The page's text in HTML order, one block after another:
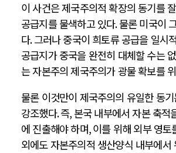
이 사건은 제국주의적 확장의 동기를
공급지를 물색하고 있다.물론 미국이
다.그러나 중국이 희토류 공급을 일시
공급지가 중국을 완전히 대체할 수는
는 자본주의 제국주의가 광물 확보를
물론 이것만이 제국주의의 유일한 동
강조했다.즉, 본국 내부에서 자본 축적
에 진출해야 하며,이를 위해 외부 영
외에도 자본주의적 생산양식 내부에서